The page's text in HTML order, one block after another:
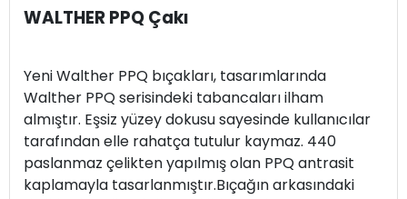
WALTHER PPQ Çakı
Yeni Walther PPQ bıçakları, tasarımlarında
Walther PPQ serisindeki tabancaları ilham
almıştır. Eşsiz yüzey dokusu sayesinde kullanıcılar
tarafından elle rahatça tutulur kaymaz. 440
paslanmaz çelikten yapılmış olan PPQ antrasit
kaplamayla tasarlanmıştır.Bıçağın arkasındaki